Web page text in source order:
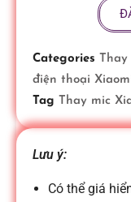
đ
i
ệ
Categories
điện thoại
Tag Thay mic
Lưu ý:
Có thể giá